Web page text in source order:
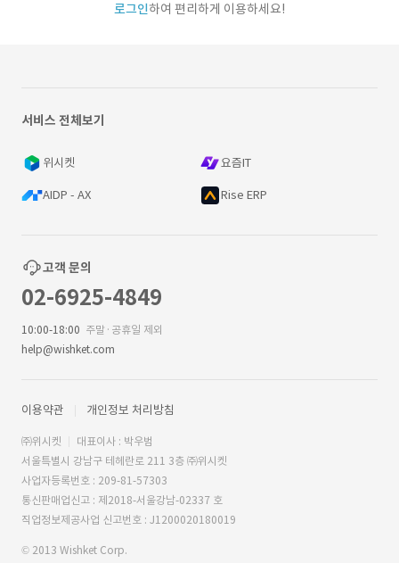
로그인하여 편리하게 이용하세요!
서비스 전체보기
위시켓 요즘IT
AIDP - AX Rise ERP
고객 문의
02-6925-4849
10:00-18:00 주말·공휴일 제외
help@wishket.com
이용약관 개인정보 처리방침
㈜위시켓
대표이사 : 박우범
서울특별시 강남구 테헤란로 211 3층 ㈜위시켓
사업자등록번호 : 209-81-57303
통신판매업신고 : 제2018-서울강남-02337 호
직업정보제공사업 신고번호 : J1200020180019
© 2013 Wishket Corp.